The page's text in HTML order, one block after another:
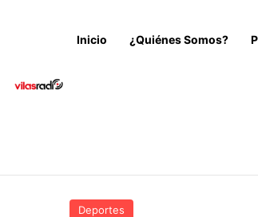
Inicio ¿Quiénes Somos?
Deportes